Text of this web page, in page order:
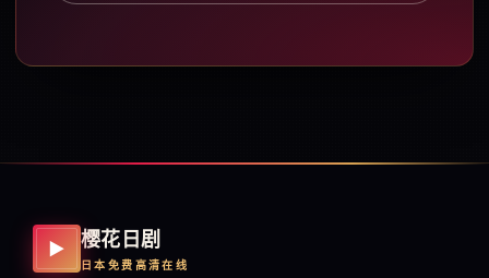
▶ 樱花日剧
日本免费高清在线